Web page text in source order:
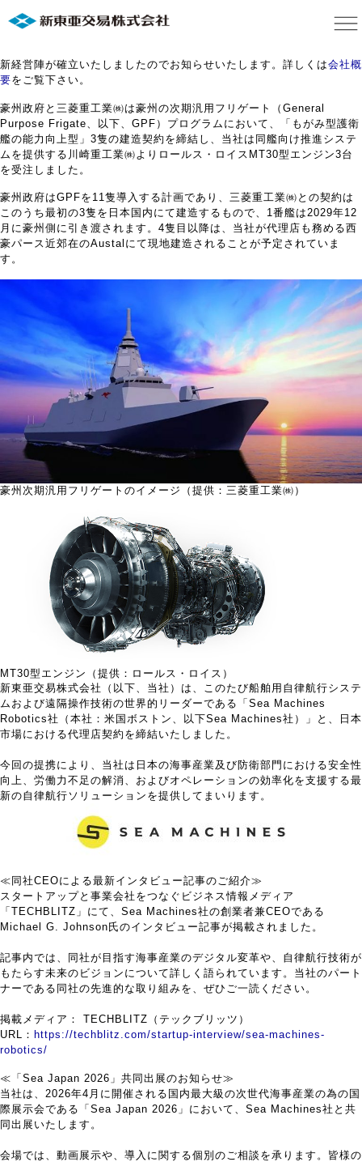
新経営陣が確立いたしましたのでお知らせいたします。詳しくは会社概
要をご覧下さい。
豪州政府と三菱重工業㈱は豪州の次期汎用フリゲート（General
Purpose Frigate、以下、GPF）プログラムにおいて、「もがみ型護衛
艦の能力向上型」3隻の建造契約を締結し、当社は同艦向け推進システ
ムを提供する川崎重工業㈱よりロールス・ロイスMT30型エンジン3台
を受注しました。
豪州政府はGPFを11隻導入する計画であり、三菱重工業㈱との契約は
このうち最初の3隻を日本国内にて建造するもので、1番艦は2029年12
月に豪州側に引き渡されます。4隻目以降は、当社が代理店も務める西
豪パース近郊在のAustalにて現地建造されることが予定されていま
す。
豪州次期汎用フリゲートのイメージ（提供：三菱重工業㈱）
MT30型エンジン（提供：ロールス・ロイス）
新東亜交易株式会社（以下、当社）は、このたび船舶用自律航行システ
ムおよび遠隔操作技術の世界的リーダーである「Sea Machines
Robotics社（本社：米国ボストン、以下Sea Machines社）」と、日本
市場における代理店契約を締結いたしました。
今回の提携により、当社は日本の海事産業及び防衛部門における安全性
向上、労働力不足の解消、およびオペレーションの効率化を支援する最
新の自律航行ソリューションを提供してまいります。
≪同社CEOによる最新インタビュー記事のご紹介≫
スタートアップと事業会社をつなぐビジネス情報メディア
「TECHBLITZ」にて、Sea Machines社の創業者兼CEOである
Michael G. Johnson氏のインタビュー記事が掲載されました。
記事内では、同社が目指す海事産業のデジタル変革や、自律航行技術が
もたらす未来のビジョンについて詳しく語られています。当社のパート
ナーである同社の先進的な取り組みを、ぜひご一読ください。
掲載メディア： TECHBLITZ（テックブリッツ）
URL： https://techblitz.com/startup-interview/sea-machines-
robotics/
≪「Sea Japan 2026」共同出展のお知らせ≫
当社は、2026年4月に開催される国内最大級の次世代海事産業の為の国
際展示会である「Sea Japan 2026」において、Sea Machines社と共
同出展いたします。
会場では、動画展示や、導入に関する個別のご相談を承ります。皆様の